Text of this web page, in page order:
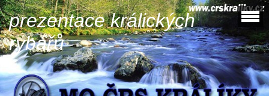
prezentace králických
rybářů